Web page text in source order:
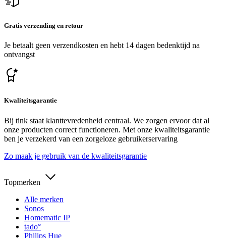
Gratis verzending en retour
Je betaalt geen verzendkosten en hebt 14 dagen bedenktijd na
ontvangst
Kwaliteitsgarantie
Bij tink staat klanttevredenheid centraal. We zorgen ervoor dat al
onze producten correct functioneren. Met onze kwaliteitsgarantie
ben je verzekerd van een zorgeloze gebruikerservaring
Zo maak je gebruik van de kwaliteitsgarantie
Topmerken
Alle merken
Sonos
Homematic IP
tado°
Philips Hue